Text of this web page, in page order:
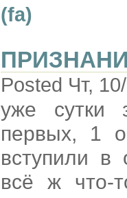
(fa)
Posted Чт,
уже сутки
первых, 1
вступили в
всё ж что-